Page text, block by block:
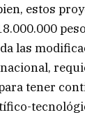
estos
las
tener